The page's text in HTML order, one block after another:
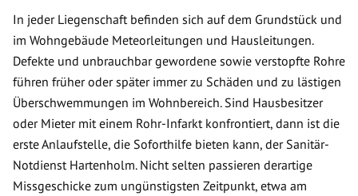
In jeder Liegenschaft befinden sich auf dem Grundstück und
im Wohngebäude Meteorleitungen und Hausleitungen.
Defekte und unbrauchbar gewordene sowie verstopfte Rohre
führen früher oder später immer zu Schäden und zu lästigen
Überschwemmungen im Wohnbereich. Sind Hausbesitzer
oder Mieter mit einem Rohr-Infarkt konfrontiert, dann ist die
erste Anlaufstelle, die Soforthilfe bieten kann, der Sanitär-
Notdienst Hartenholm. Nicht selten passieren derartige
Missgeschicke zum ungünstigsten Zeitpunkt, etwa am